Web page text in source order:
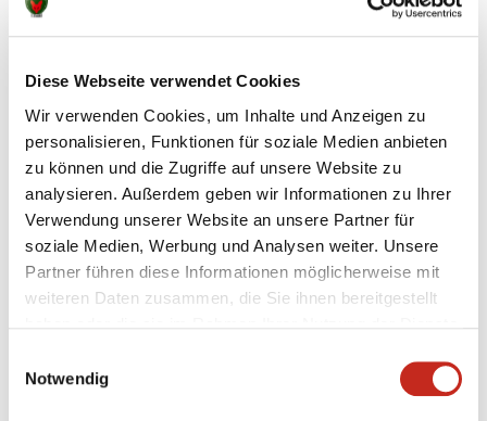
Diese Webseite verwendet Cookies
Wir verwenden Cookies, um Inhalte und Anzeigen zu
personalisieren, Funktionen für soziale Medien anbieten
zu können und die Zugriffe auf unsere Website zu
analysieren. Außerdem geben wir Informationen zu Ihrer
Verwendung unserer Website an unsere Partner für
soziale Medien, Werbung und Analysen weiter. Unsere
Partner führen diese Informationen möglicherweise mit
weiteren Daten zusammen, die Sie ihnen bereitgestellt
Notwendig
einige Trainingsspiele an. Bereits am Montagabend
spielt die A-Jugend gegen den Zweitligaabsteiger
Füchse testet hingegen am Dienstag gegen den
Zweitligisten aus Eisenach. Unter der Trainingswoche
treffen dann die A-Jugend und die 2. Mannschaft
auch nochmal in einem Testspiel aufeinander. Somit
ist in dem morgen startenden Trainingslager für
reichlich hochkarätige Gegner gesorgt. Für alle Teams
stehen im Anschluss an diese intensive
Trainingswoche noch einige Vorbereitungsturniere
an. In Naumburg wird allerdings der Grundstein
A-Jugend - Dessau-Roßlauer HV 27:31